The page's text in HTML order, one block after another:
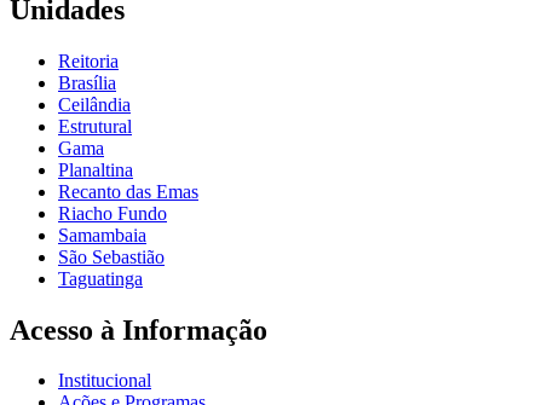
Unidades
Reitoria
Brasília
Ceilândia
Estrutural
Gama
Planaltina
Recanto das Emas
Riacho Fundo
Samambaia
São Sebastião
Taguatinga
Acesso à Informação
Institucional